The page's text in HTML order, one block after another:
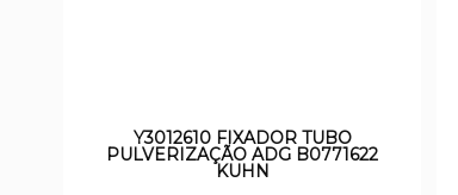
Y3012610 FIXADOR TUBO
PULVERIZAÇÃO ADG B0771622
KUHN